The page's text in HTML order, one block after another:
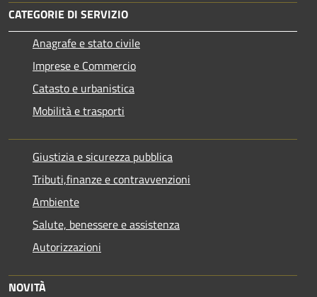
CATEGORIE DI SERVIZIO
Anagrafe e stato civile
Imprese e Commercio
Catasto e urbanistica
Mobilità e trasporti
Giustizia e sicurezza pubblica
Tributi,finanze e contravvenzioni
Ambiente
Salute, benessere e assistenza
Autorizzazioni
NOVITÀ